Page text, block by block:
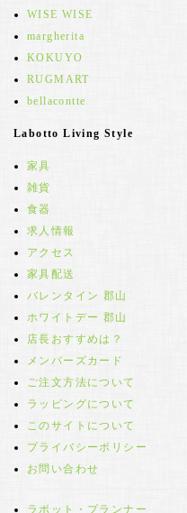
WISE WISE
margherita
KOKUYO
RUGMART
bellacontte
Labotto Living Style
家具
雑貨
食器
求人情報
アクセス
家具配送
バレンタイン 郡山
ホワイトデー 郡山
店長おすすめは？
メンバーズカード
ご注文方法について
ラッピングについて
このサイトについて
プライバシーポリシー
お問い合わせ
ラボット・プランナー